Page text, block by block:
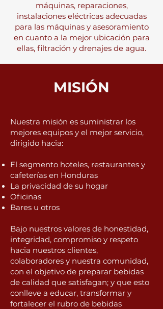
máquinas, reparaciones,
instalaciones eléctricas adecuadas
para las máquinas y asesoramiento
en cuanto a la mejor ubicación para
ellas, filtración y drenajes de agua.
MISIÓN
Nuestra misión es suministrar los
mejores equipos y el mejor servicio,
dirigido hacia:
El segmento hoteles, restaurantes y
cafeterías en Honduras
La privacidad de su hogar
Oficinas
Bares u otros
Bajo nuestros valores de honestidad,
integridad, compromiso y respeto
hacia nuestros clientes,
colaboradores y nuestra comunidad,
con el objetivo de preparar bebidas
de calidad que satisfagan; y que esto
conlleve a educar, transformar y
fortalecer el rubro de bebidas